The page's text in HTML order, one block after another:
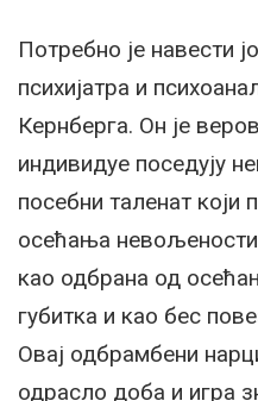
Потребно је навести
психијатра и
Кернберга. Он је
индивидуе поседују
посебни таленат који
осећања
као одбрана од
губитка и као бес
Овај одбрамбени
одрасло доба и игра